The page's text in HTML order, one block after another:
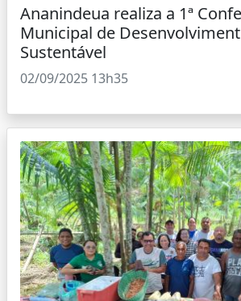
Ananindeua realiza a 1ª
Municipal de
Sustentável
02/09/2025 13h35